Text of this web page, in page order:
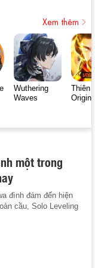
Xem thêm
Wuthering
Waves
Thiên
Origin
một trong
đình đám đến hiện
cầu, Solo Leveling